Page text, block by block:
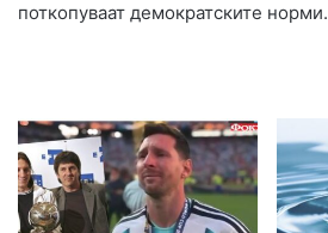
поткопуваат демократските норми.